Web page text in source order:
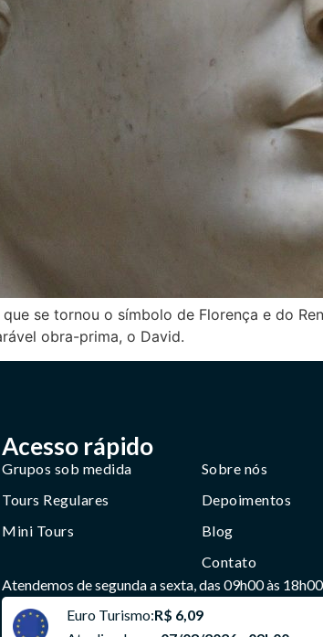
se tornou o símbolo de Florença e do
obra-prima, o David.
Acesso rápido
Grupos sob medida
Tours Regulares
Mini Tours
Sobre nós
Depoimentos
Blog
Contato
Atendemos de segunda a sexta, das 09h00 às 18h00
Euro Turismo:R$ 6,09